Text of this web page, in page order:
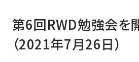
第6回RWD勉強会を
（2021年7月26日）